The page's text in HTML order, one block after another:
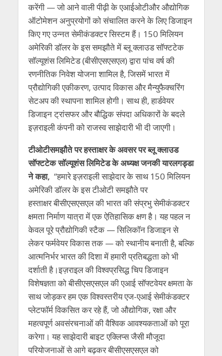
करेंगी — जो आने वाली पीढ़ी के एआईओटीऔर औद्योगिक
ऑटोमेशन अनुप्रयोगों को संचालित करने के लिए डिजाइन
किए गए उन्नत सेमीकंडक्टर सिस्टम हैं। 150 मिलियन
अमेरिकी डॉलर के इस समझौते में ब्लू क्लाउड सॉफ्टटेक
सॉल्यूशंस लिमिटेड (बीसीएसएसएल) द्वारा पांच वर्ष की
रणनीतिक निवेश योजना शामिल है, जिसमें भारत में
प्रौद्योगिकी एकीकरण, उत्पाद विकास और मैन्युफैक्चरिंग
सेटअप की स्थापना शामिल होगी। साथ ही, हार्डवेयर
डिजाइन ट्रांसफर और बौद्धिक संपदा अधिकारों के बदले
इज़राइली कंपनी को राजस्व साझेदारी भी दी जाएगी।
टीओटीसमझौते पर हस्ताक्षर के अवसर पर ब्लू क्लाउड
सॉफ्टटेक सॉल्यूशंस लिमिटेड के अध्यक्ष जनकी यारलगड्डा
ने कहा, “हमारे इज़राइली साझेदार के साथ 150 मिलियन
अमेरिकी डॉलर के इस टीओटी समझौते पर
हस्ताक्षर बीसीएसएसएल की भारत की संप्रभु सेमीकंडक्टर
क्षमता निर्माण यात्रा में एक ऐतिहासिक क्षण है। यह पहल न
केवल पूरे प्रौद्योगिकी स्टैक — सिलिकॉन डिजाइन से
लेकर फर्मवेयर विकास तक — को स्थानीय बनाती है, बल्कि
आत्मनिर्भर भारत की दिशा में हमारी प्रतिबद्धता को भी
दर्शाती है।इज़राइल की विश्वप्रसिद्ध चिप डिजाइन
विशेषज्ञता को बीसीएसएसएल की एआई सॉफ्टवेयर क्षमता के
साथ जोड़कर हम एक विश्वस्तरीय एज-एआई सेमीकंडक्टर
प्लेटफॉर्म विकसित कर रहे हैं, जो औद्योगिक, रक्षा और
महत्वपूर्ण अवसंरचनाओं की वैश्विक आवश्यकताओं को पूरा
करेगा। यह साझेदारी बाइट एक्लिप्स जैसी मौजूदा
परियोजनाओं से आगे बढ़कर बीसीएसएसएल को